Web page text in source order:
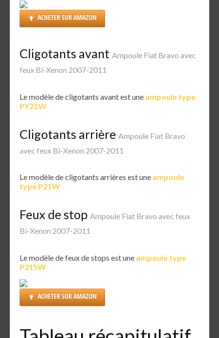
ACHETER SUR AMAZON
Cligotants avant Ampoule Fiat Bravo avec
feux Bi-Xenon 2007-2011
Le modèle de cligotants avant est une ampoule type
PY21W
Cligotants arrière Ampoule Fiat Bravo
avec feux Bi-Xenon 2007-2011
Le modèle de cligotants arrières est une ampoule
type P21W
Feux de stop Ampoule Fiat Bravo avec feux
Bi-Xenon 2007-2011
Le modèle de feux de stops est une ampoule type
P215W
ACHETER SUR AMAZON